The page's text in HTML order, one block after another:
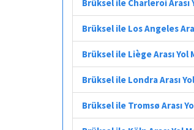
Brüksel ile Charleroi
Brüksel ile Los Angeles
Brüksel ile Liège Arası
Brüksel ile Londra Arası
Brüksel ile Tromsø Arası